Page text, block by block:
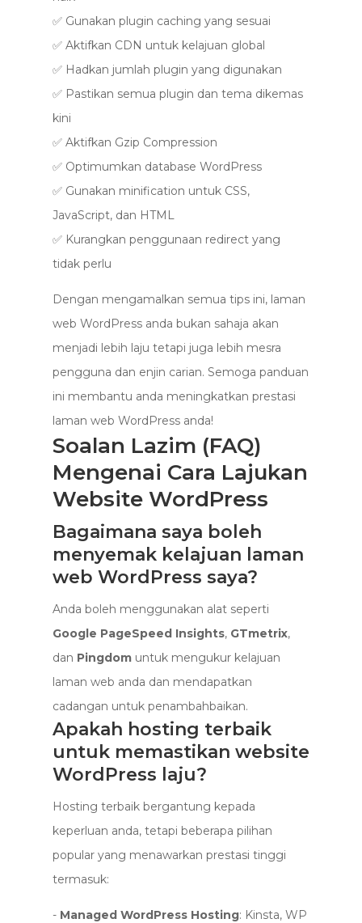
✅ Gunakan plugin caching yang sesuai
✅ Aktifkan CDN untuk kelajuan global
✅ Hadkan jumlah plugin yang digunakan
✅ Pastikan semua plugin dan tema dikemas
kini
✅ Aktifkan Gzip Compression
✅ Optimumkan database WordPress
✅ Gunakan minification untuk CSS,
JavaScript, dan HTML
✅ Kurangkan penggunaan redirect yang
tidak perlu
Dengan mengamalkan semua tips ini, laman
web WordPress anda bukan sahaja akan
menjadi lebih laju tetapi juga lebih mesra
pengguna dan enjin carian. Semoga panduan
ini membantu anda meningkatkan prestasi
laman web WordPress anda!
Soalan Lazim (FAQ)
Mengenai Cara Lajukan
Website WordPress
Bagaimana saya boleh
menyemak kelajuan laman
web WordPress saya?
Anda boleh menggunakan alat seperti
Google PageSpeed Insights, GTmetrix,
dan Pingdomuntuk mengukur kelajuan
laman web anda dan mendapatkan
cadangan untuk penambahbaikan.
Apakah hosting terbaik
untuk memastikan website
WordPress laju?
Hosting terbaik bergantung kepada
keperluan anda, tetapi beberapa pilihan
popular yang menawarkan prestasi tinggi
termasuk:
- Managed WordPress Hosting: Kinsta, WP